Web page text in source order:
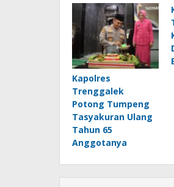
Kapolres
Trenggalek
Potong Tumpeng
Tasyakuran Ulang
Tahun 65
Anggotanya